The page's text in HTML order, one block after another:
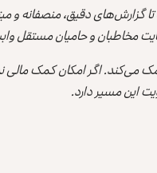
گزارش‌های دقیق، منصفانه و
مخاطبان و حامیان مستقل
می‌کند. اگر امکان کمک مالی
این مسیر دارد.